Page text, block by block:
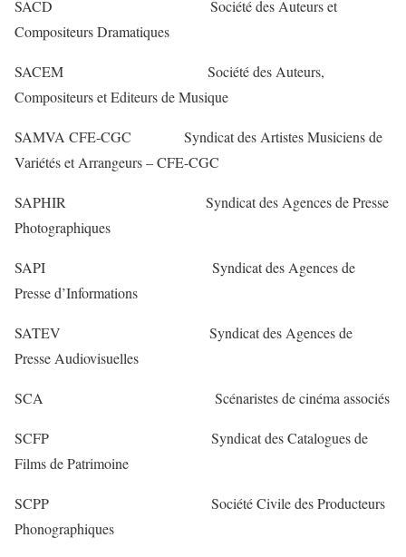
SACD Société des Auteurs et
Compositeurs Dramatiques
SACEM Société des Auteurs,
Compositeurs et Editeurs de Musique
SAMVA CFE-CGC Syndicat des Artistes Musiciens de
Variétés et Arrangeurs – CFE-CGC
SAPHIR Syndicat des Agences de Presse
Photographiques
SAPI Syndicat des Agences de
Presse d’Informations
SATEV Syndicat des Agences de
Presse Audiovisuelles
SCA Scénaristes de cinéma associés
SCFP Syndicat des Catalogues de
Films de Patrimoine
SCPP Société Civile des Producteurs
Phonographiques